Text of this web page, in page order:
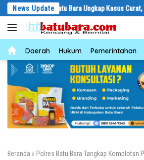
Langsung
konten
News Update
Batu Bara Ungkap Kasus Curat, Tiga Pelaku
NewsDaerah Hukum Pemerintahan
Beranda » Polres Batu Bara Tangkap Komplotan